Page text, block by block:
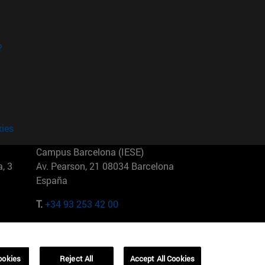
3
Campus Barcelona (IESE)
Av. Pearson, 21 08034 Barcelona
España
T.+34 93 253 42 00
01321001 Bela Vista Brasil
Reject All Accept All Cookies